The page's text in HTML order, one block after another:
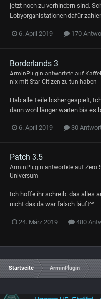
jetzt noch zu verhindern sind.
Lobyorganistationen dafür
6. April 2019 170
Borderlands 3
ArminPlugin antwortete auf
nix mit Star Citizen zu tun haben
Hab alle Teile bisher gespielt,
dann wohl länger warten bis es
6. April 2019 30
Patch 3.5
ArminPlugin antwortete aufZero
Universum
Ich hoffe ihr schreibt das alles
nicht das da war falsch läuft^^
24. März 2019 480
Startseite ArminPlugin